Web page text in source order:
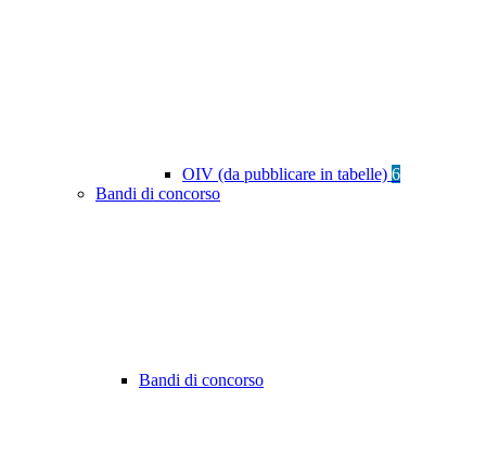
OIV (da pubblicare in tabelle) 6
Bandi di concorso
Bandi di concorso